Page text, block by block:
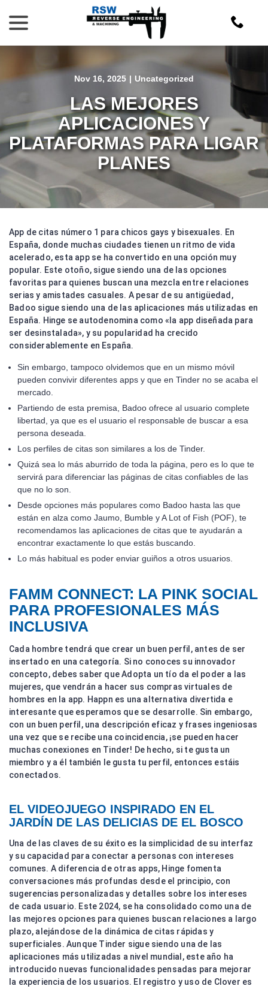
Content
Nov 16, 2025 | Uncategorized
LAS MEJORES
APLICACIONES Y
PLATAFORMAS PARA LIGAR
PLANES
App de citas número 1 para chicos gays y bisexuales. En
España, donde muchas ciudades tienen un ritmo de vida
acelerado, esta app se ha convertido en una opción muy
popular. Este otoño, sigue siendo una de las opciones
favoritas para quienes buscan una mezcla entre relaciones
serias y amistades casuales. A pesar de su antigüedad,
Badoo sigue siendo una de las aplicaciones más utilizadas en
España. Hinge se autodenomina como «la app diseñada para
ser desinstalada», y su popularidad ha crecido
considerablemente en España.
Sin embargo, tampoco olvidemos que en un mismo móvil
pueden convivir diferentes apps y que en Tinder no se acaba el
mercado.
Partiendo de esta premisa, Badoo ofrece al usuario complete
libertad, ya que es el usuario el responsable de buscar a esa
persona deseada.
Los perfiles de citas son similares a los de Tinder.
Quizá sea lo más aburrido de toda la página, pero es lo que te
servirá para diferenciar las páginas de citas confiables de las
que no lo son.
Desde opciones más populares como Badoo hasta las que
están en alza como Jaumo, Bumble y A Lot of Fish (POF), te
recomendamos las aplicaciones de citas que te ayudarán a
encontrar exactamente lo que estás buscando.
Lo más habitual es poder enviar guiños a otros usuarios.
FAMM CONNECT: LA PINK SOCIAL
PARA PROFESIONALES MÁS
INCLUSIVA
Cada hombre tendrá que crear un buen perfil, antes de ser
insertado en una categoría. Si no conoces su innovador
concepto, debes saber que Adopta un tío da el poder a las
mujeres, que vendrán a hacer sus compras virtuales de
hombres en la app. Happn es una alternativa divertida e
interesante que esperamos que se desarrolle. Sin embargo,
con un buen perfil, una descripción eficaz y frases ingeniosas
una vez que se recibe una coincidencia, ¡se pueden hacer
muchas conexiones en Tinder! De hecho, si te gusta un
miembro y a él también le gusta tu perfil, entonces estáis
conectados.
EL VIDEOJUEGO INSPIRADO EN EL
JARDÍN DE LAS DELICIAS DE EL BOSCO
Una de las claves de su éxito es la simplicidad de su interfaz
y su capacidad para conectar a personas con intereses
comunes. A diferencia de otras apps, Hinge fomenta
conversaciones más profundas desde el principio, con
sugerencias personalizadas y detalles sobre los intereses
de cada usuario. Este 2024, se ha consolidado como una de
las mejores opciones para quienes buscan relaciones a largo
plazo, alejándose de la dinámica de citas rápidas y
superficiales. Aunque Tinder sigue siendo una de las
aplicaciones más utilizadas a nivel mundial, este año ha
introducido nuevas funcionalidades pensadas para mejorar
la experiencia de los usuarios. El registro y uso de Clover es